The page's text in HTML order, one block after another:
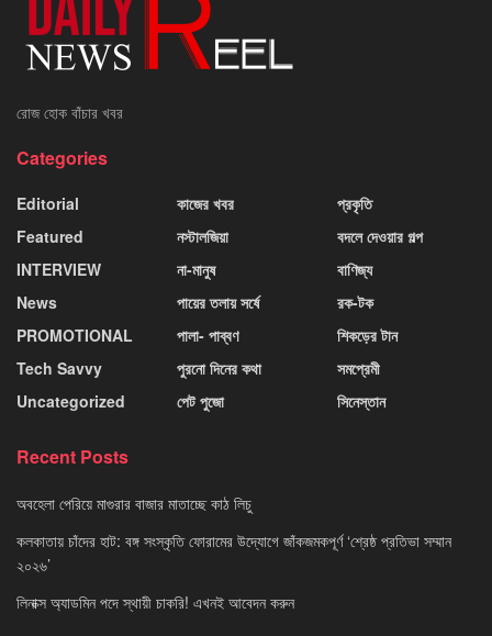
রোজ হোক বাঁচার খবর
Categories
Editorial
Featured
INTERVIEW
News
PROMOTIONAL
Tech Savvy
Uncategorized
কাজের খবর
নস্টালজিয়া
না-মানুষ
পায়ের তলায় সর্ষে
পালা- পাব্বণ
পুরনো দিনের কথা
পেট পুজো
প্রকৃতি
বদলে দেওয়ার গল্প
বাণিজ্য
রক-টক
শিকড়ের টান
সমপ্রেমী
সিনেস্তান
Recent Posts
অবহেলা পেরিয়ে মাগুরার বাজার মাতাচ্ছে কাঠ লিচু
কলকাতায় চাঁদের হাট: বঙ্গ সংস্কৃতি ফোরামের উদ্যোগে জাঁকজমকপূর্ণ ‘শ্রেষ্ঠ প্রতিভা সম্মান
২০২৬’
লিনাক্স অ্যাডমিন পদে স্থায়ী চাকরি! এখনই আবেদন করুন